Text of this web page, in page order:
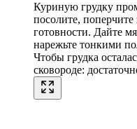
Куриную грудку
посолите, поперчите
готовности. Дайте
нарежьте тонкими
Чтобы грудка
сковороде: